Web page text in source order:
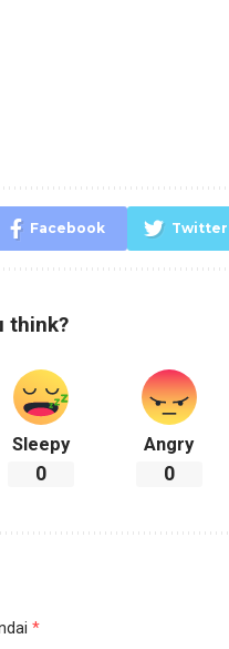
Facebook Twitter
think?
Sleepy
0
Angry
0
*